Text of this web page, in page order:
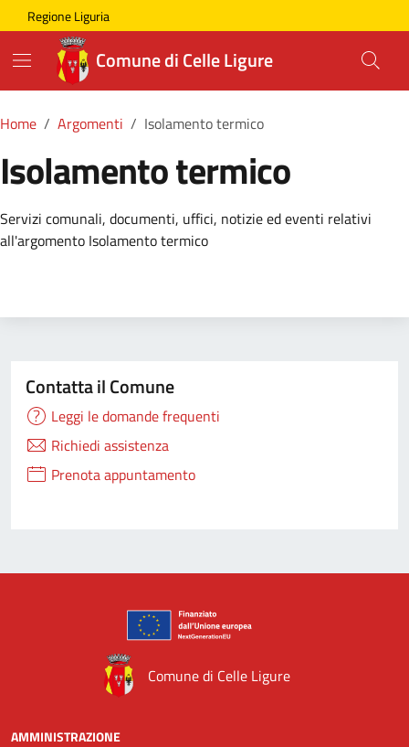
Skip to main content
Comune di Celle Ligure
Regione Liguria
Comune di Celle Ligure
Home Argomenti Isolamento termico
Isolamento termico
Dettagli della Notizia
Servizi comunali, documenti, uffici, notizie ed eventi relativi
all'argomento Isolamento termico
Contatta il Comune
Leggi le domande frequenti
Richiedi assistenza
Prenota appuntamento
Comune di Celle Ligure
AMMINISTRAZIONE